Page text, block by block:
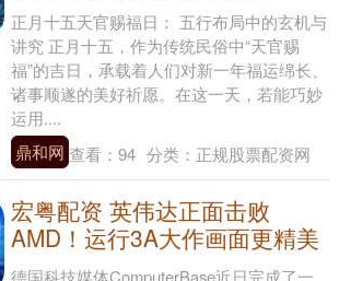
正月十五天官赐福日： 五行布局中的玄机与
讲究 正月十五，作为传统民俗中“天官赐
福”的吉日，承载着人们对新一年福运绵长、
诸事顺遂的美好祈愿。在这一天，若能巧妙
运用....
鼎和网 查看： 94 分类： 正规股票配资网
宏粤配资 英伟达正面击败
AMD！运行3A大作画面更精美
德国科技媒体ComputerBase近日完成了一